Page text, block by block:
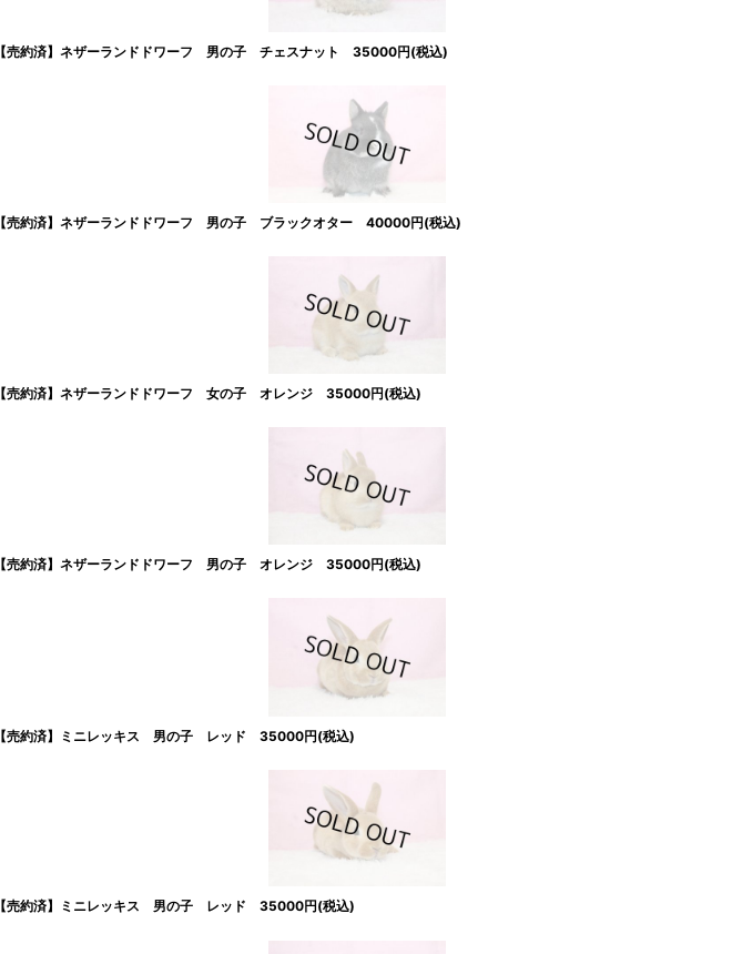
【売約済】ネザーランドドワーフ 男の子 チェスナット 35000円(税込)
【売約済】ネザーランドドワーフ 男の子 ブラックオター 40000円(税込)
【売約済】ネザーランドドワーフ 女の子 オレンジ 35000円(税込)
【売約済】ネザーランドドワーフ 男の子 オレンジ 35000円(税込)
【売約済】ミニレッキス 男の子 レッド 35000円(税込)
【売約済】ミニレッキス 男の子 レッド 35000円(税込)